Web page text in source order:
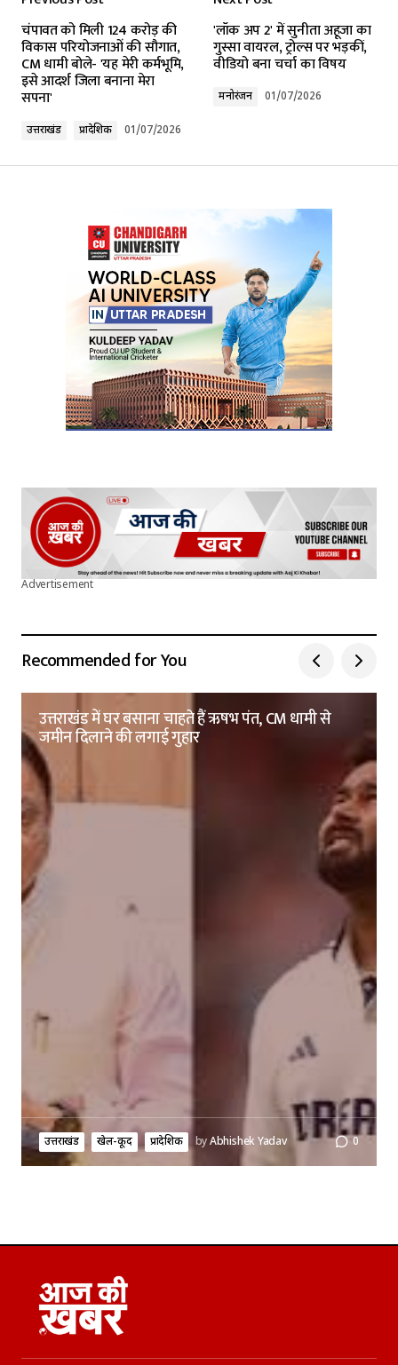
Required fields are marked*
Comment*
Your E-mail*
Submit Comment
चंपावत को मिली 124 करोड़ की
विकास परियोजनाओं की सौगात,
CM धामी बोले- 'यह मेरी कर्मभूमि,
इसे आदर्श जिला बनाना मेरा
सपना'
उत्तराखंड प्रादेशिक 01/07/2026
'लॉक अप 2' में सुनीता अहूजा का
गुस्सा वायरल, ट्रोल्स पर भड़कीं,
वीडियो बना चर्चा का विषय
मनोरंजन 01/07/2026
Advertisement
Recommended for You
उत्तराखंड में घर बसाना चाहते हैं ऋषभ पंत, CM धामी से
जमीन दिलाने की लगाई गुहार
उत्तराखंड खेल-कूद प्रादेशिक byAbhishek Yadav 0